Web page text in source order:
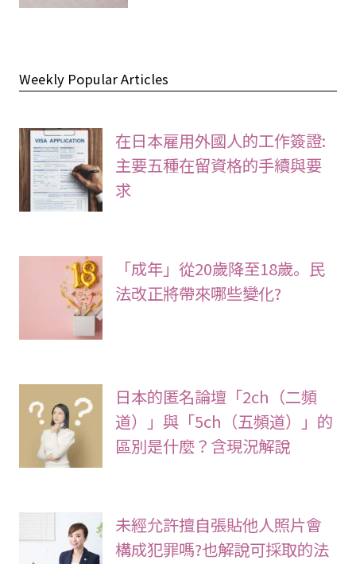
Weekly Popular Articles
在日本雇用外國人的工作簽證:
主要五種在留資格的手續與要
求
「成年」從20歲降至18歲。民
法改正將帶來哪些變化?
日本的匿名論壇「2ch（二頻
道）」與「5ch（五頻道）」的
區別是什麼？含現況解說
未經允許擅自張貼他人照片會
構成犯罪嗎?也解說可採取的法